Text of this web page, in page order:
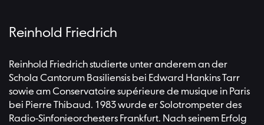
Oboisten unserer Zeit. Als Solist arbeitete er mit
und Sir Simon Rattle zusammen und als Kammermusiker
mit Musikerinnen und Musikern wie Hélène Grimaud,
Leif Ove Andsnes und Thomas Quasthoff. 2012 gründete
er sein eigenes Ensemble New Seasons und ist darüber
hinaus als Dozent tätig.
Reinhold Friedrich
Reinhold Friedrich studierte unter anderem an der
Schola Cantorum Basiliensis bei Edward Hankins Tarr
sowie am Conservatoire supérieure de musique in Paris
bei Pierre Thibaud. 1983 wurde er Solotrompeter des
Radio-Sinfonieorchesters Frankfurt. Nach seinem Erfolg